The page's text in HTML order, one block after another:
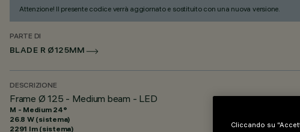
Attenzione! Il presente codice verrà aggiornato e sostituito con una nuova versione.
PARTE DI
BLADE R Ø125MM
DESCRIZIONE
Frame Ø 125 - Medium beam - LED
M - Medium 24°
26.8 W (sistema)
2291 lm (sistema)
Cliccando su